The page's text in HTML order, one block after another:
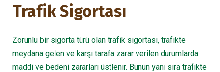
Trafik Sigortası
Zorunlu bir sigorta türü olan trafik sigortası, trafikte
meydana gelen ve karşı tarafa zarar verilen durumlarda
maddi ve bedeni zararları üstlenir. Bunun yanı sıra trafikte